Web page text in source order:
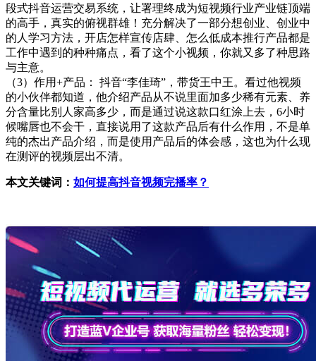
段式抖音运营交易系统，让署理终成为短视频行业产业链顶端
的高手，真实的俯视群雄！充分解决了一部分想创业、创业中
的人学习方法，开店怎样宣传店肆、怎么低成本推行产品都是
工作中遇到的种种痛点，看了这个小视频，你就又多了种思路
与主意。
（3）作用+产品： 抖音“李佳琦”，带货王中王。看过他视频
的小伙伴都知道，他介绍产品从不说里面加多少稀有元素、养
分含量比别人家高多少，而是通过说这款口红涂上去，6小时
候嘴唇也不会干，直接说用了这款产品后有什么作用，不是单
纯的杰出产品介绍，而是使用产品后的体会感，这也为什么现
在测评的视频层出不清。
本文关键词： 如何提高抖音视频完播率？